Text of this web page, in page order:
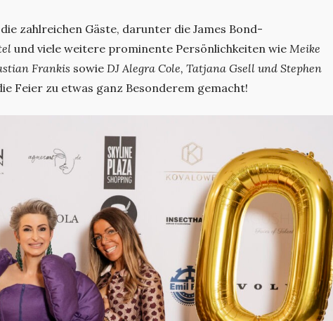
zahlreichen Gäste, darunter die James Bond-
und viele weitere prominente Persönlichkeiten wie Meike
Frankis sowie DJ Alegra Cole, Tatjana Gsell und Stephen
Feier zu etwas ganz Besonderem gemacht!